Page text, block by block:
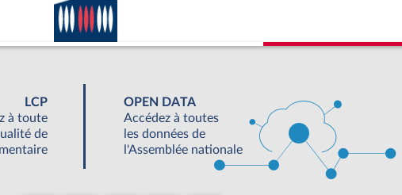
LCP
à toute
de
OPEN DATA
Accédez à toutes
les données de
l'Assemblée nationale